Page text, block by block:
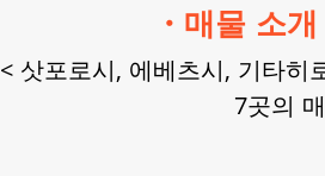
・매물 소
< 삿포로시, 에베츠시, 기타히
7곳의